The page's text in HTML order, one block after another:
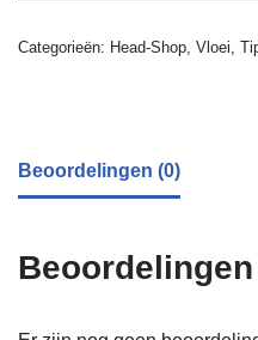
Categorieën: Head-Shop, Vloei,
Beoordelingen (0)
Beoordelingen